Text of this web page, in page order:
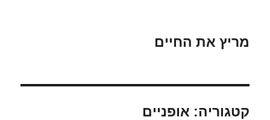
מריץ את החיים
קטגוריה: אופניים